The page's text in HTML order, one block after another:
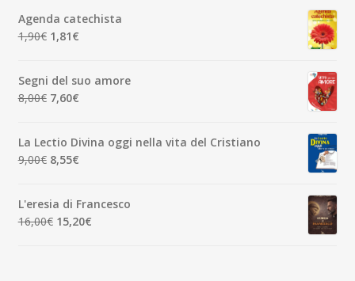
era:
7,00€.
è:
6,65€.
Agenda catechista
1,90€ Il
era:
1,90€.
1,81€Il
è:
1,81€.
Segni del suo amore
8,00€ Il
era:
8,00€.
7,60€Il
è:
7,60€.
La Lectio Divina oggi nella vita del Cristiano
9,00€ Il
era:
9,00€.
8,55€Il
è:
8,55€.
L'eresia di Francesco
16,00€ Il
15,20€Il